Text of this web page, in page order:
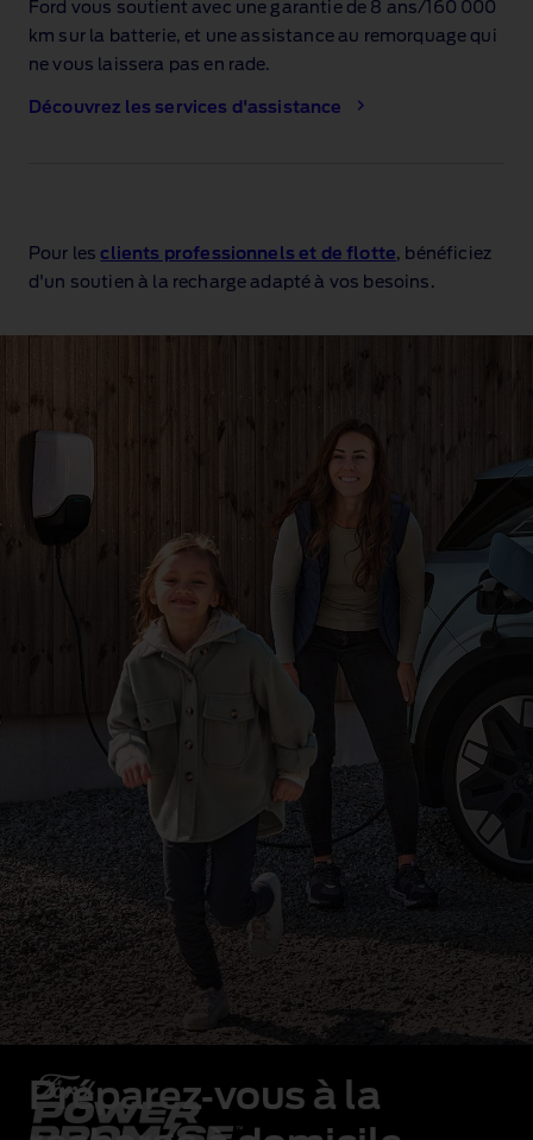
Ford vous soutient avec une garantie de 8 ans/160 000
km sur la batterie, et une assistance au remorquage qui
ne vous laissera pas en rade.
Découvrez les services d'assistance
Pour les clients professionnels et de flotte, bénéficiez
d'un soutien à la recharge adapté à vos besoins.
Préparez‑vous à la